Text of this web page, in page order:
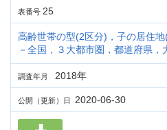
表番号 25
高齢世帯の型(2区分)，子の居住
－全国，３大都市圏，都道府県
調査年月 2018年
公開（更新）日 2020-06-30